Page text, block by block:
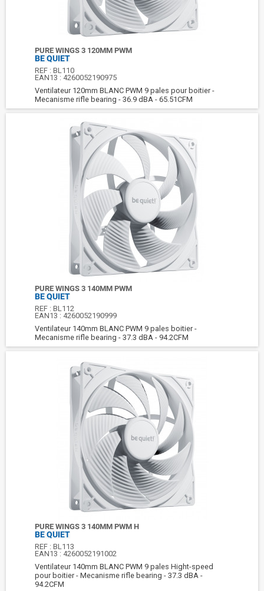
PURE WINGS 3 120MM PWM
BE QUIET
REF :BL110
EAN13 : 4260052190975
Ventilateur 120mm BLANC PWM 9 pales pour boitier -
Mecanisme rifle bearing - 36.9 dBA - 65.51CFM
PURE WINGS 3 140MM PWM
BE QUIET
REF :BL112
EAN13 : 4260052190999
Ventilateur 140mm BLANC PWM 9 pales boitier -
Mecanisme rifle bearing - 37.3 dBA - 94.2CFM
PURE WINGS 3 140MM PWM H
BE QUIET
REF :BL113
EAN13 : 4260052191002
Ventilateur 140mm BLANC PWM 9 pales Hight-speed
pour boitier - Mecanisme rifle bearing - 37.3 dBA -
94.2CFM